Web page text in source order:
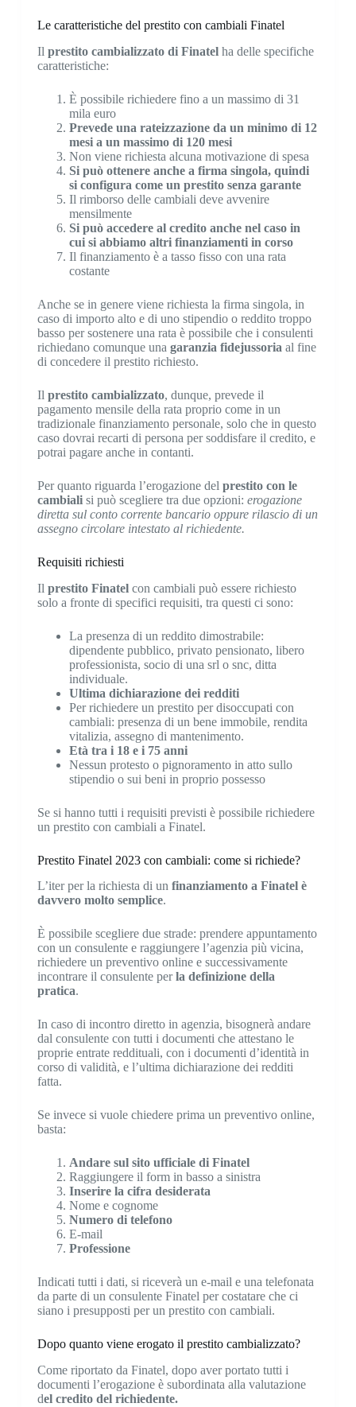
Le caratteristiche del prestito con cambiali Finatel
Il prestito cambializzato di Finatelha delle specifiche
caratteristiche:
È possibile richiedere fino a un massimo di 31
mila euro
Prevede una rateizzazione da un minimo di 12
mesi a un massimo di 120 mesi
Non viene richiesta alcuna motivazione di spesa
Si può ottenere anche a firma singola, quindi
si configura come un prestito senza garante
Il rimborso delle cambiali deve avvenire
mensilmente
Si può accedere al credito anche nel caso in
cui si abbiamo altri finanziamenti in corso
Il finanziamento è a tasso fisso con una rata
costante
Anche se in genere viene richiesta la firma singola, in
caso di importo alto e di uno stipendio o reddito troppo
basso per sostenere una rata è possibile che i consulenti
richiedano comunque una garanzia fidejussoria al fine
di concedere il prestito richiesto.
Il prestito cambializzato, dunque, prevede il
pagamento mensile della rata proprio come in un
tradizionale finanziamento personale, solo che in questo
caso dovrai recarti di persona per soddisfare il credito, e
potrai pagare anche in contanti.
Per quanto riguarda l’erogazione del prestito con le
cambiali si può scegliere tra due opzioni: erogazione
diretta sul conto corrente bancario oppure rilascio di un
assegno circolare intestato al richiedente.
Requisiti richiesti
Il prestito Finatelcon cambiali può essere richiesto
solo a fronte di specifici requisiti, tra questi ci sono:
La presenza di un reddito dimostrabile:
dipendente pubblico, privato pensionato, libero
professionista, socio di una srl o snc, ditta
individuale.
Ultima dichiarazione dei redditi
Per richiedere un prestito per disoccupati con
cambiali: presenza di un bene immobile, rendita
vitalizia, assegno di mantenimento.
Età tra i 18 e i 75 anni
Nessun protesto o pignoramento in atto sullo
stipendio o sui beni in proprio possesso
Se si hanno tutti i requisiti previsti è possibile richiedere
un prestito con cambiali a Finatel.
Prestito Finatel 2023 con cambiali: come si richiede?
L’iter per la richiesta di un finanziamento a Finatel è
davvero molto semplice.
È possibile scegliere due strade: prendere appuntamento
con un consulente e raggiungere l’agenzia più vicina,
richiedere un preventivo online e successivamente
incontrare il consulente perla definizione della
pratica.
In caso di incontro diretto in agenzia, bisognerà andare
dal consulente con tutti i documenti che attestano le
proprie entrate reddituali, con i documenti d’identità in
corso di validità, e l’ultima dichiarazione dei redditi
fatta.
Se invece si vuole chiedere prima un preventivo online,
basta:
Andare sul sito ufficiale di Finatel
Raggiungere il form in basso a sinistra
Inserire la cifra desiderata
Nome e cognome
Numero di telefono
E-mail
Professione
Indicati tutti i dati, si riceverà un e-mail e una telefonata
da parte di un consulente Finatel per costatare che ci
siano i presupposti per un prestito con cambiali.
Dopo quanto viene erogato il prestito cambializzato?
Come riportato da Finatel, dopo aver portato tutti i
documenti l’erogazione è subordinata alla valutazione
del credito del richiedente.